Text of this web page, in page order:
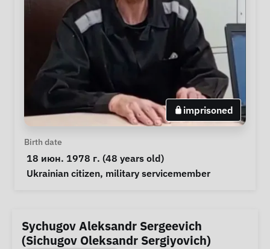
imprisoned
Personal Information
Birth date
18 июн. 1978 г. (48 years old)
Special circumstances
Ukrainian citizen, military servicemember
Sychugov Aleksandr Sergeevich
(Sichugov Oleksandr Sergiyovich)